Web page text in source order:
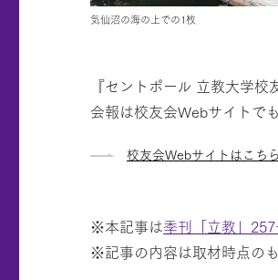
気仙沼の海の上での1枚
『セントポール 立教大学校
会報は校友会Webサイトで
校友会Webサイトはこちら
※本記事は季刊「立教」257
※記事の内容は取材時点の